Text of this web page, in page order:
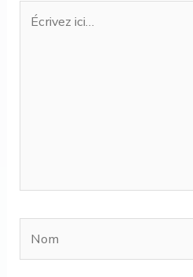
Écrivez
ici…